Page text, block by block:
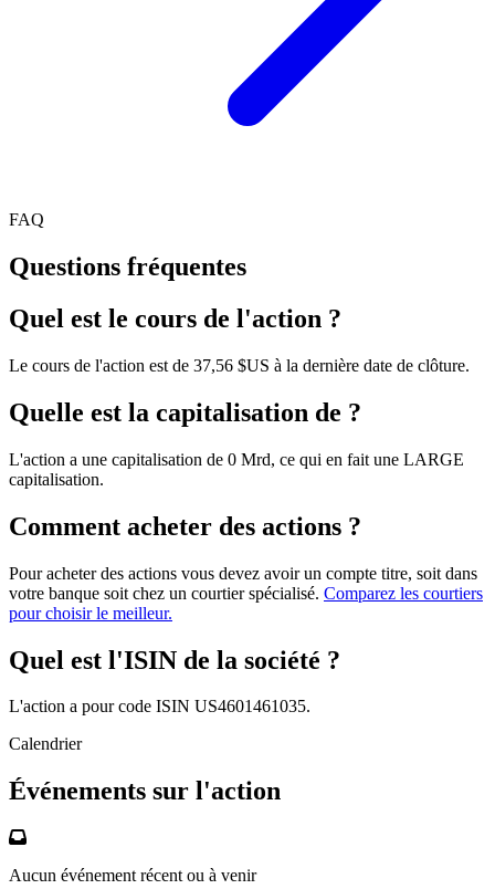
FAQ
Questions fréquentes
Quel est le cours de l'action ?
Le cours de l'action est de 37,56 $US à la dernière date de clôture.
Quelle est la capitalisation de ?
L'action a une capitalisation de 0 Mrd, ce qui en fait une LARGE
capitalisation.
Comment acheter des actions ?
Pour acheter des actions vous devez avoir un compte titre, soit dans
votre banque soit chez un courtier spécialisé. Comparez les courtiers
pour choisir le meilleur.
Quel est l'ISIN de la société ?
L'action a pour code ISIN US4601461035.
Calendrier
Événements sur l'action
Aucun événement récent ou à venir